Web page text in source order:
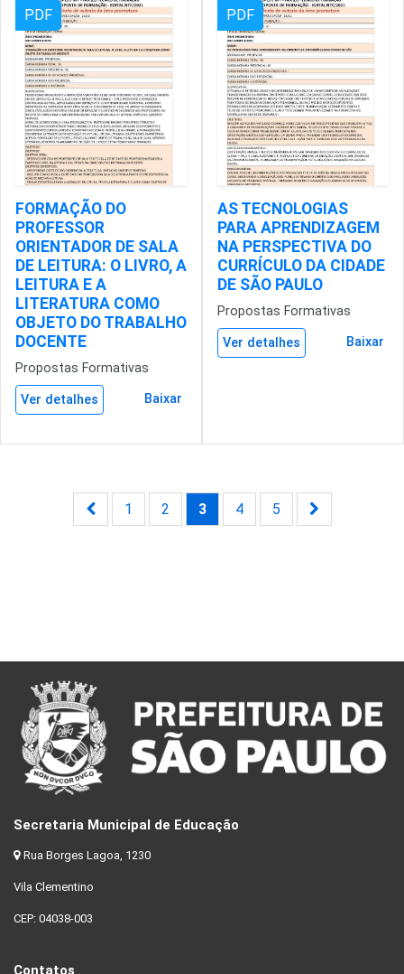
PDF
FORMAÇÃO DO
PROFESSOR
ORIENTADOR DE SALA
DE LEITURA: O LIVRO, A
LEITURA E A
LITERATURA COMO
OBJETO DO TRABALHO
DOCENTE
Propostas Formativas
Ver detalhes Baixar
PDF
AS TECNOLOGIAS
PARA APRENDIZAGEM
NA PERSPECTIVA DO
CURRÍCULO DA CIDADE
DE SÃO PAULO
Propostas Formativas
Ver detalhes Baixar
1 2 3 4 5
Secretaria Municipal de Educação
Rua Borges Lagoa, 1230
Vila Clementino
CEP: 04038-003
Contatos